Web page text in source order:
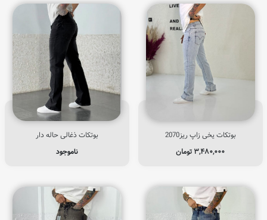
بوتکات یخی زاپ ریز2070
۳,۴۸۰,۰۰۰ تومان
بوتکات ذغالی حاله دار
ناموجود